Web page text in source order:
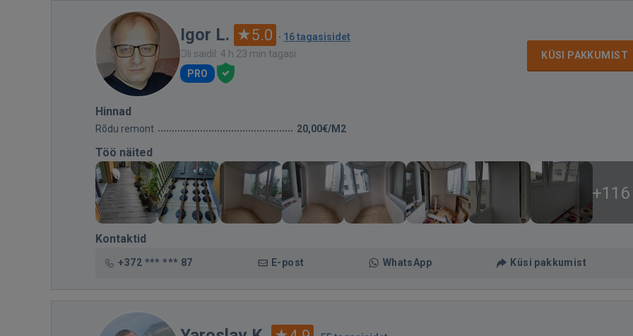
Igor L. 5.0 · 16 tagasisidet
Oli saidil: 4 h 23 min tagasi
PRO
KÜSI PAKKUMIST
Hinnad
Rõdu remont 20,00€/M2
Töö näited
+116
Kontaktid
+372 *** *** 87 E-post WhatsApp Küsi pakkumist